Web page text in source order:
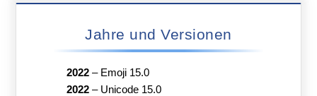
Jahre und Versionen
2022– Emoji 15.0
2022– Unicode 15.0